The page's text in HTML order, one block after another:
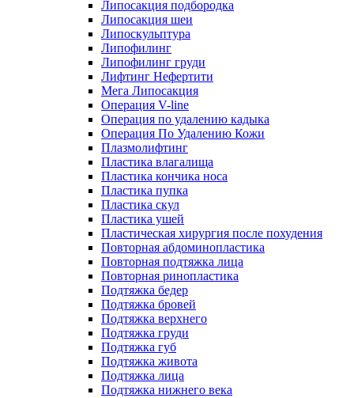
Липосакция подбородка
Липосакция шеи
Липоскульптура
Липофилинг
Липофилинг груди
Лифтинг Нефертити
Мега Липосакция
Операция V-line
Операция по удалению кадыка
Операция По Удалению Кожи
Плазмолифтинг
Пластика влагалища
Пластика кончика носа
Пластика пупка
Пластика скул
Пластика ушей
Пластическая хирургия после похудения
Повторная абдоминопластика
Повторная подтяжка лица
Повторная ринопластика
Подтяжка бедер
Подтяжка бровей
Подтяжка верхнего
Подтяжка груди
Подтяжка губ
Подтяжка живота
Подтяжка лица
Подтяжка нижнего века